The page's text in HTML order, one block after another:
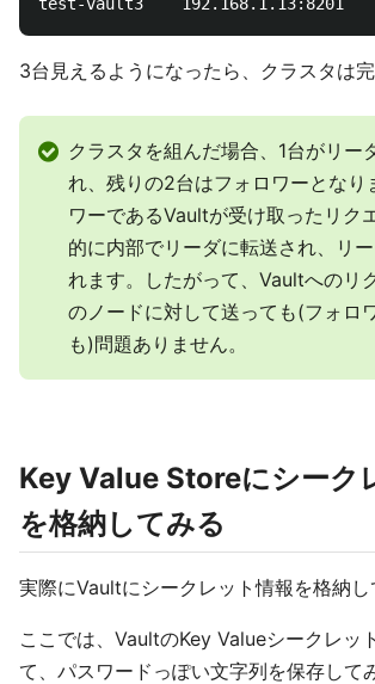
3台見えるようになったら、クラスタは完
クラスタを組んだ場合、1台がリー
れ、残りの2台はフォロワーとなり
ワーであるVaultが受け取ったリク
的に内部でリーダに転送され、リ
れます。したがって、Vaultへのリ
のノードに対して送っても(フォロ
も)問題ありません。
Key Value Storeにシーク
を格納してみる
実際にVaultにシークレット情報を格納し
ここでは、VaultのKey Valueシークレッ
て、パスワードっぽい文字列を保存して